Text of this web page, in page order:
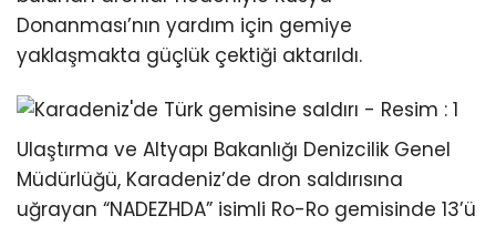
Donanması’nın yardım için gemiye
yaklaşmakta güçlük çektiği aktarıldı.
Ulaştırma ve Altyapı Bakanlığı Denizcilik Genel
Müdürlüğü, Karadeniz’de dron saldırısına
uğrayan “NADEZHDA” isimli Ro-Ro gemisinde 13’ü